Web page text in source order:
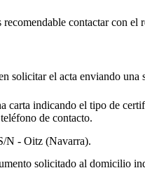
recomendable contactar con
solicitar el acta enviando una
carta indicando el tipo de
de contacto.
N - Oitz (Navarra).
solicitado al domicilio